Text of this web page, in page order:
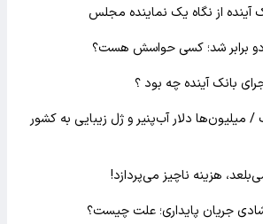
آینده از نگاه یک نماینده مجلس
بانک آینده چه بود ؟
دلار آب‌پنیر و ژل زیبایی به کشور
هزینه ناچیز می‌پردازد!
شادی جریان پایداری؛ علت چیست؟